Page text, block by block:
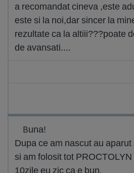
a recomandat cineva ,este
este si la noi,dar sincer la
rezultate ca la altiii???poate
de avansati....
Buna!
Dupa ce am nascut au
si am folosit tot
10zile eu zic ca e bun.